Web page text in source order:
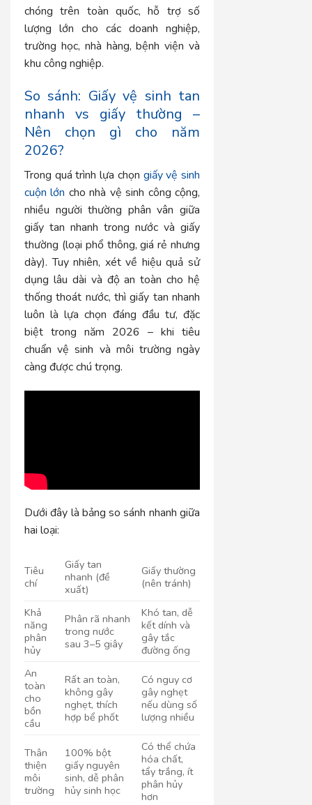
chóng trên toàn quốc, hỗ trợ số
lượng lớn cho các doanh nghiệp,
trường học, nhà hàng, bệnh viện và
khu công nghiệp.
So sánh: Giấy vệ sinh tan
nhanh vs giấy thường –
Nên chọn gì cho năm
2026?
Trong quá trình lựa chọn giấy vệ sinh
cuộn lớn cho nhà vệ sinh công cộng,
nhiều người thường phân vân giữa
giấy tan nhanh trong nước và giấy
thường (loại phổ thông, giá rẻ nhưng
dày). Tuy nhiên, xét về hiệu quả sử
dụng lâu dài và độ an toàn cho hệ
thống thoát nước, thì giấy tan nhanh
luôn là lựa chọn đáng đầu tư, đặc
biệt trong năm 2026 – khi tiêu
chuẩn vệ sinh và môi trường ngày
càng được chú trọng.
Dưới đây là bảng so sánh nhanh giữa
hai loại:
Tiêu
chí
Giấy tan
nhanh (đề
xuất)
Giấy thường
(nên tránh)
Khả
năng
phân
hủy
Phân rã nhanh
trong nước
sau 3–5 giây
Khó tan, dễ
kết dính và
gây tắc
đường ống
An
toàn
cho
bồn
cầu
Rất an toàn,
không gây
nghẹt, thích
hợp bể phốt
Có nguy cơ
gây nghẹt
nếu dùng số
lượng nhiều
Thân
thiện
môi
trường
100% bột
giấy nguyên
sinh, dễ phân
hủy sinh học
Có thể chứa
hóa chất,
tẩy trắng, ít
phân hủy
hơn